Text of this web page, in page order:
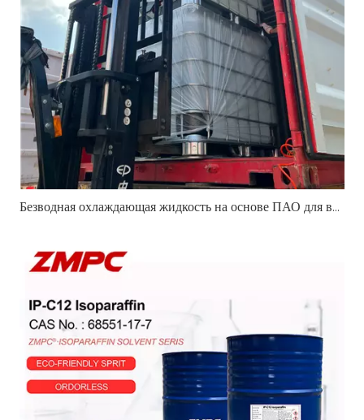
Безводная охлаждающая жидкость на основе ПАО для высокопроизводительных транспортных средств и систем терморегулирования